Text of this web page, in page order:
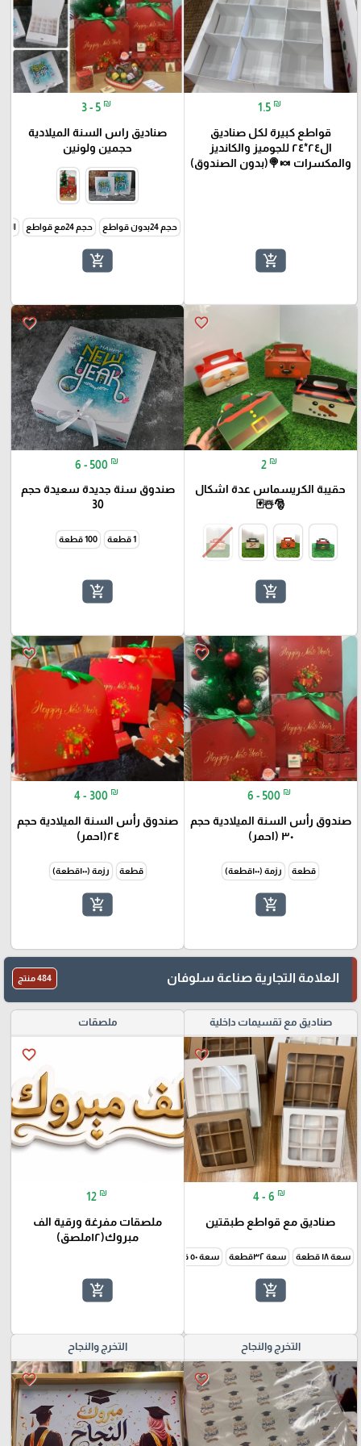
1.5 ₪
قواطع كبيرة لكل صناديق
ال٢٤*٢٤ للجوميز والكانديز
والمكسرات 🍬🍭(بدون الصندوق)
add_shopping_cart
3 - 5 ₪
صناديق راس السنة الميلادية
حجمين ولونين
حجم 24بدون قواطع حجم 24مع قواطع الحجم 24 مع
add_shopping_cart
favorite_border
2 ₪
حقيبة الكريسماس عدة اشكال
🎅☃️🃏
add_shopping_cart
favorite_border
6 - 500 ₪
صندوق سنة جديدة سعيدة حجم
30
1 قطعة 100 قطعة
add_shopping_cart
favorite_border
6 - 500 ₪
صندوق رأس السنة الميلادية حجم
٣٠ (احمر)
قطعة رزمة (١٠٠قطعة)
add_shopping_cart
favorite_border
4 - 300 ₪
صندوق رأس السنة الميلادية حجم
٢٤(احمر)
قطعة رزمة (١٠٠قطعة)
add_shopping_cart
العلامة التجارية صناعة سلوفان 484 منتج
صناديق مع تقسيمات داخلية
favorite_border
4 - 6 ₪
صناديق مع قواطع طبقتين
سعة ١٨ قطعة سعة ٣٢قطعة سعة ٥٠ قطعة
add_shopping_cart
ملصقات
favorite_border
12 ₪
ملصقات مفرغة ورقية الف
مبروك(١٢ملصق)
add_shopping_cart
التخرج والنجاح
favorite_border
التخرج والنجاح
favorite_border